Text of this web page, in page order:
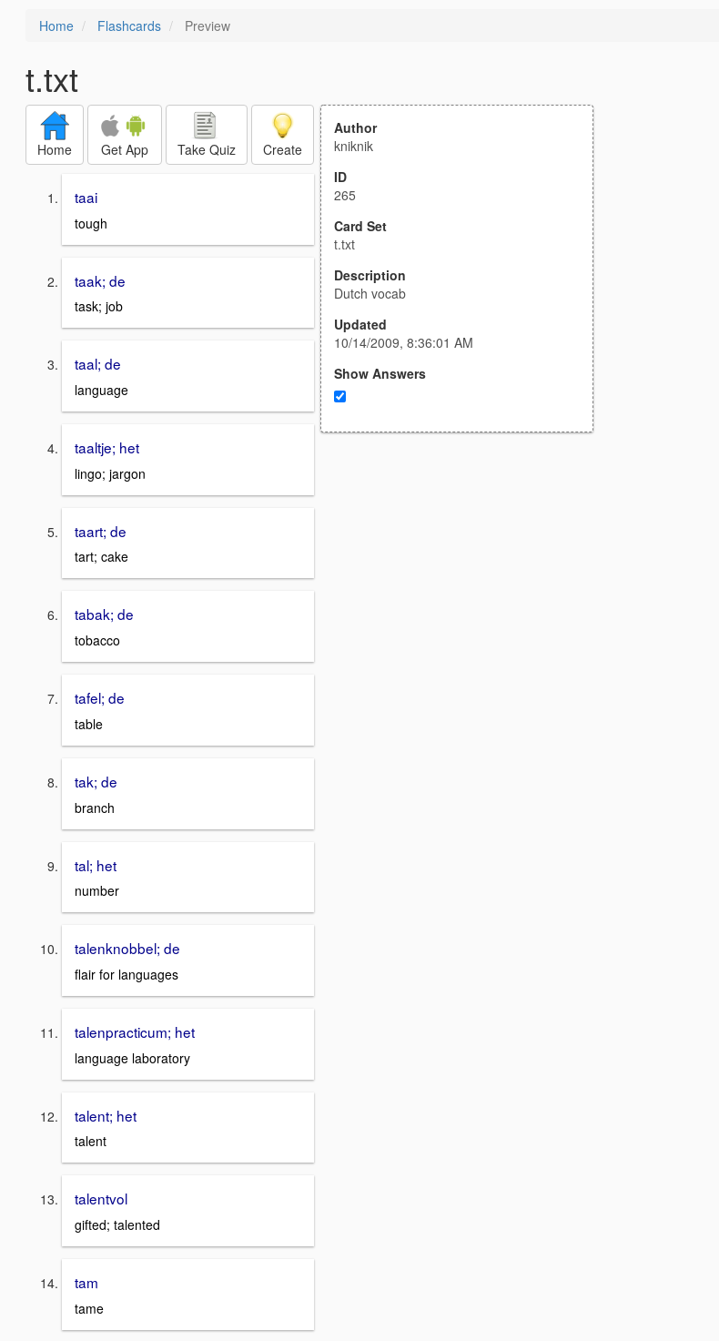
Home Flashcards Preview
t.txt
Home Get App Take Quiz Create
taai
tough
taak; de
task; job
taal; de
language
taaltje; het
lingo; jargon
taart; de
tart; cake
tabak; de
tobacco
tafel; de
table
tak; de
branch
tal; het
number
talenknobbel; de
flair for languages
talenpracticum; het
language laboratory
talent; het
talent
talentvol
gifted; talented
tam
tame
Author
kniknik
ID
265
Card Set
t.txt
Description
Dutch vocab
Updated
10/14/2009, 8:36:01 AM
Show Answers